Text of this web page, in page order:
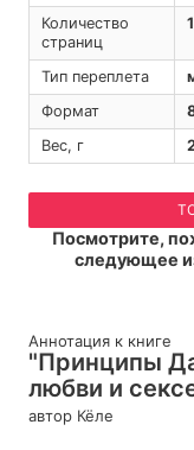
Количество
страниц
Тип переплета
Формат
Вес, г
Посмотрите,
следующее
Аннотация к книге
"Принципы
любви и
автор Кёле